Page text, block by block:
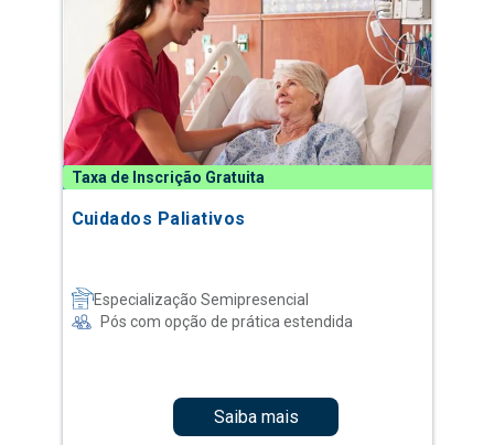
Taxa de Inscrição Gratuita
Cuidados Paliativos
Especialização Semipresencial
Pós com opção de prática estendida
Saiba mais